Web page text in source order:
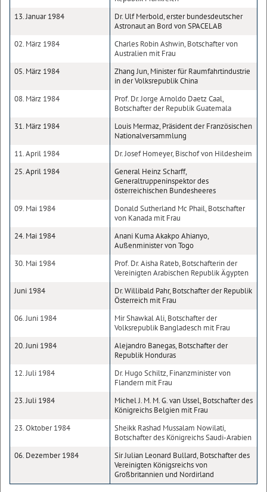
13. Januar 1984
Dr. Ulf Merbold, erster bundesdeutscher
Astronaut an Bord von SPACELAB
02. März 1984
Charles Robin Ashwin, Botschafter von
Australien mit Frau
05. März 1984
Zhang Jun, Minister für Raumfahrtindustrie
in der Volksrepublik China
08. März 1984
Prof. Dr. Jorge Arnoldo Daetz Caal,
Botschafter der Republik Guatemala
31. März 1984
Louis Mermaz, Präsident der Französischen
Nationalversammlung
11. April 1984
Dr. Josef Homeyer, Bischof von Hildesheim
25. April 1984
General Heinz Scharff,
Generaltruppeninspektor des
österreichischen Bundesheeres
09. Mai 1984
Donald Sutherland Mc Phail, Botschafter
von Kanada mit Frau
24. Mai 1984
Anani Kuma Akakpo Ahianyo,
Außenminister von Togo
30. Mai 1984
Prof. Dr. Aisha Rateb, Botschafterin der
Vereinigten Arabischen Republik Ägypten
Juni 1984
Dr. Willibald Pahr, Botschafter der Republik
Österreich mit Frau
06. Juni 1984
Mir Shawkal Ali, Botschafter der
Volksrepublik Bangladesch mit Frau
20. Juni 1984
Alejandro Banegas, Botschafter der
Republik Honduras
12. Juli 1984
Dr. Hugo Schiltz, Finanzminister von
Flandern mit Frau
23. Juli 1984
Michel J. M. M. G. van Ussel, Botschafter des
Königreichs Belgien mit Frau
23. Oktober 1984
Sheikk Rashad Mussalam Nowilati,
Botschafter des Königreichs Saudi-Arabien
06. Dezember 1984
Sir Julian Leonard Bullard, Botschafter des
Vereinigten Königsreichs von
Großbritannien und Nordirland